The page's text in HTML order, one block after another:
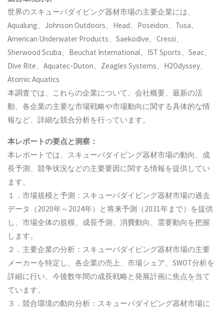
世界のスキューバダイビング器材市場の主要企業には、
Aqualung、Johnson Outdoors、Head、Poseidon、Tusa、
American Underwater Products、Saekodive、Cressi、
Sherwood Scuba、Beuchat International、IST Sports、Seac、
Dive Rite、Aquatec-Duton、Zeagles Systems、H2Odyssey、
Atomic Aquatics
本調査では、これらの企業について、会社概要、最新の活
動、各企業の主要な市場戦略や市場動向に関する具体的な情
報など、詳細な競合分析を行っています。
本レポートの要点と洞察：
本レポートでは、スキューバダイビング器材市場の動向、成
長予測、競争状況などの主要要因に関する情報を提供してい
ます。
１．市場規模と予測：スキューバダイビング器材市場の過去
データ（2020年～2024年）と将来予測（2031年まで）を提供
し、市場全体の規模、成長予測、消費動向、需要動向を把握
します。
２．主要企業の分析：スキューバダイビング器材市場の主要
メーカーを特定し、各企業の売上、市場シェア、SWOT分析を
詳細に行い、今後数年間の成長戦略と発展計画に焦点を当て
ています。
３．競合環境の動向分析：スキューバダイビング器材市場に